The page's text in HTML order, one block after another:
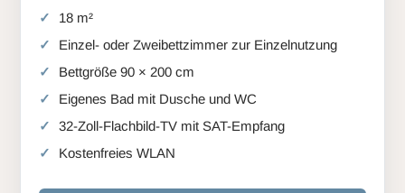
18 m²
Einzel- oder Zweibettzimmer zur Einzelnutzung
Bettgröße 90 × 200 cm
Eigenes Bad mit Dusche und WC
32-Zoll-Flachbild-TV mit SAT-Empfang
Kostenfreies WLAN